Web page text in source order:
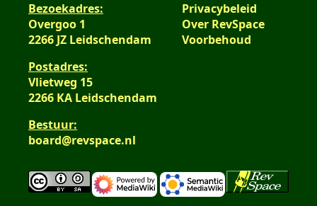
Bezoekadres:
Overgoo 1
2266 JZ Leidschendam
Postadres:
Vlietweg 15
2266 KA Leidschendam
Bestuur:
board@revspace.nl
Privacybeleid
Over RevSpace
Voorbehoud